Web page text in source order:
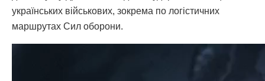
українських військових, зокрема по логістичних
маршрутах Сил оборони.